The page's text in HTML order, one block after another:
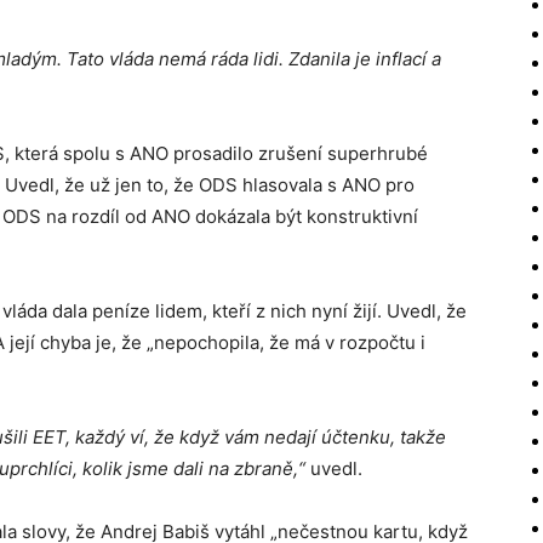
Tato vláda nemá ráda lidi. Zdanila je inflací a
která spolu s ANO prosadilo zrušení superhrubé
že už jen to, že ODS hlasovala s ANO pro
na rozdíl od ANO dokázala být konstruktivní
dala peníze lidem, kteří z nich nyní žijí. Uvedl, že
chyba je, že „nepochopila, že má v rozpočtu i
EET, každý ví, že když vám nedají účtenku, takže
kolik jsme dali na zbraně,“uvedl.
slovy, že Andrej Babiš vytáhl „nečestnou kartu, když